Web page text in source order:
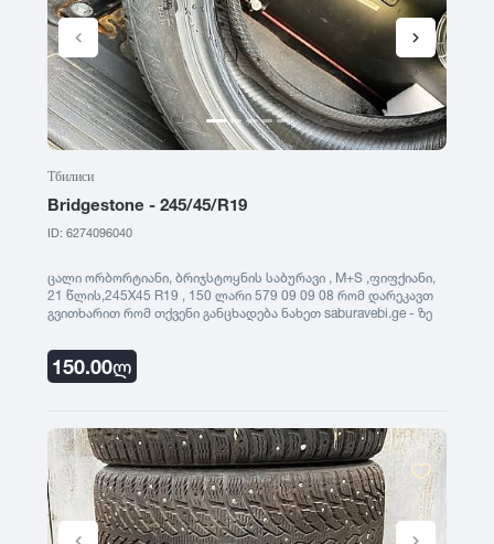
Тбилиси
Bridgestone - 245/45/R19
ID: 6274096040
ცალი ორბორტიანი, ბრიჯსტოყნის საბურავი , M+S ,ფიფქიანი,
21 წლის,245X45 R19 , 150 ლარი 579 09 09 08 რომ დარეკავთ
გვითხარით რომ თქვენი განცხადება ნახეთ saburavebi.ge - ზე
150.00ლ